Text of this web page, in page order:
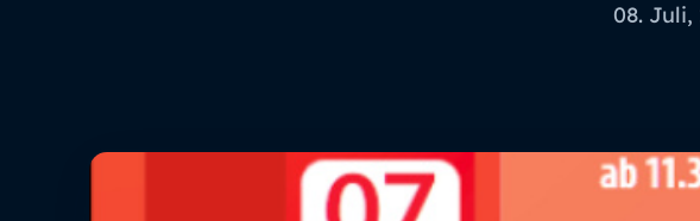
08. Juli,